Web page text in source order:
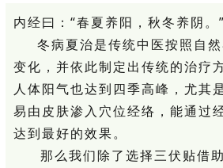
内经曰：“春夏养阳，秋冬养阴。”
冬病夏治是传统中医按照自然
变化，并依此制定出传统的治疗
人体阳气也达到四季高峰，尤其
易由皮肤渗入穴位经络，能通过
达到最好的效果。
那么我们除了选择三伏贴借